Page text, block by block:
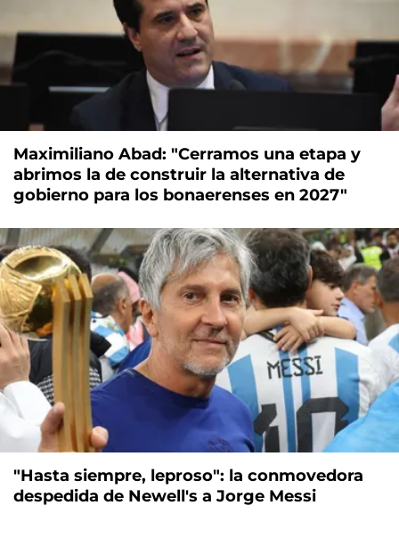
Maximiliano Abad: "Cerramos una etapa y
abrimos la de construir la alternativa de
gobierno para los bonaerenses en 2027"
"Hasta siempre, leproso": la conmovedora
despedida de Newell's a Jorge Messi